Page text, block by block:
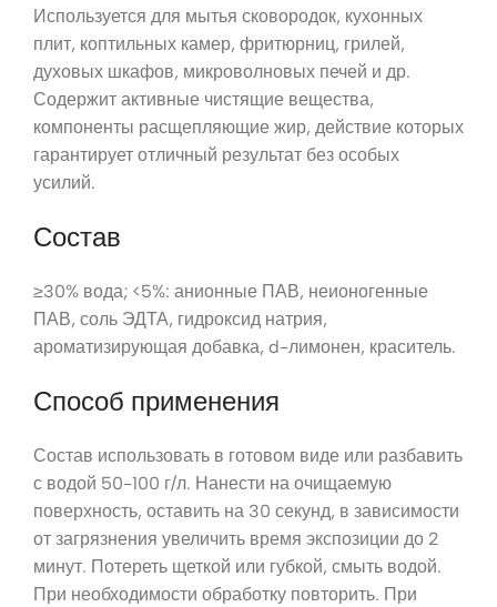
Используется для мытья сковородок, кухонных
плит, коптильных камер, фритюрниц, грилей,
духовых шкафов, микроволновых печей и др.
Содержит активные чистящие вещества,
компоненты расщепляющие жир, действие которых
гарантирует отличный результат без особых
усилий.
Состав
≥30% вода; <5%: анионные ПАВ, неионогенные
ПАВ, соль ЭДТА, гидроксид натрия,
ароматизирующая добавка, d-лимонен, краситель.
Способ применения
Состав использовать в готовом виде или разбавить
с водой 50-100 г/л. Нанести на очищаемую
поверхность, оставить на 30 секунд, в зависимости
от загрязнения увеличить время экспозиции до 2
минут. Потереть щеткой или губкой, смыть водой.
При необходимости обработку повторить. При